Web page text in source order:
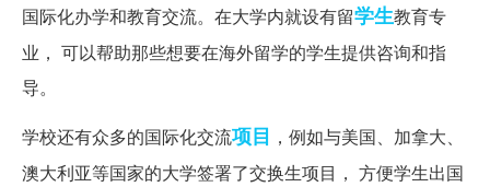
国际化办学和教育交流。在大学内就设有留学生教育专
业， 可以帮助那些想要在海外留学的学生提供咨询和指
导。
学校还有众多的国际化交流项目 ，例如与美国、加拿大、
澳大利亚等国家的大学签署了交换生项目， 方便学生出国